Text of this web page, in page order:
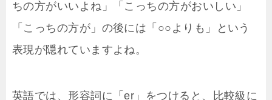
ちの方がいいよね」「こっちの方がおいしい」
「こっちの方が」の後には「○○よりも」という
表現が隠れていますよね。
英語では、形容詞に「er」をつけると、比較級に